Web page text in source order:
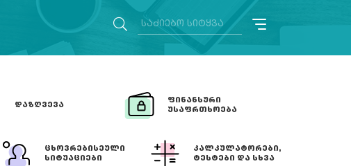
ᲓᲐᲖᲦᲕᲔᲕᲐ
ᲤᲘᲜᲐᲜᲡᲣᲠᲘ
ᲣᲡᲐᲤᲠᲗᲮᲝᲔᲑᲐ
ᲪᲮᲝᲕᲠᲔᲑᲘᲡᲔᲣᲚᲘ
ᲡᲘᲢᲣᲐᲪᲘᲔᲑᲘ
ᲙᲐᲚᲙᲣᲚᲐᲢᲝᲠᲔᲑᲘ,
ᲢᲔᲡᲢᲔᲑᲘ ᲓᲐ ᲡᲮᲕᲐ